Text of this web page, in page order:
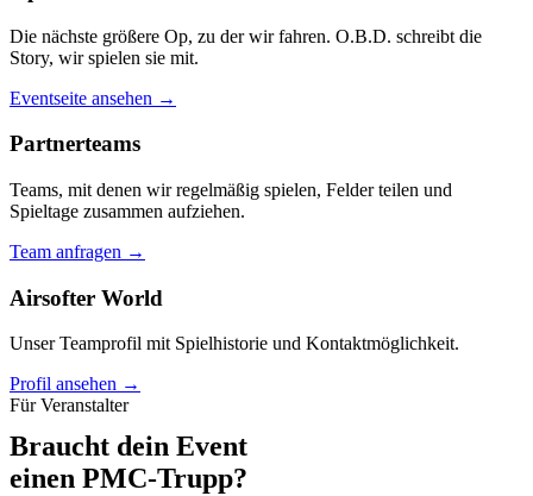
Die nächste größere Op, zu der wir fahren. O.B.D. schreibt die
Story, wir spielen sie mit.
Eventseite ansehen →
Partnerteams
Teams, mit denen wir regelmäßig spielen, Felder teilen und
Spieltage zusammen aufziehen.
Team anfragen →
Airsofter World
Unser Teamprofil mit Spielhistorie und Kontaktmöglichkeit.
Profil ansehen →
Für Veranstalter
Braucht dein Event
einen PMC-Trupp?